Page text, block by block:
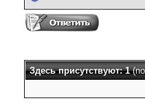
Здесь присутствуют: 1